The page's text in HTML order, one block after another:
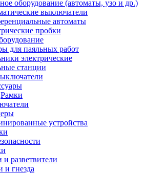
оборудование (автоматы, узо и др.)
выключатели
автоматы
пробки
для паяльных работ
электрические
станции
Рамки
устройства
разветвители
и гнезда